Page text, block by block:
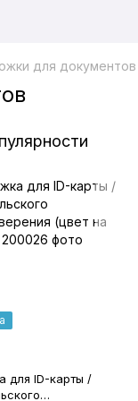
для документов
для ID-карты /